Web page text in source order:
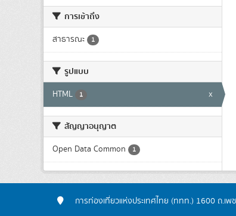
การเข้าถึง
สาธารณะ 1
รูปแบบ
HTML 1 x
สัญญาอนุญาต
Open Data Common 1
การท่องเที่ยวแห่งประเทศไทย (ททท.) 1600 ถ.เ